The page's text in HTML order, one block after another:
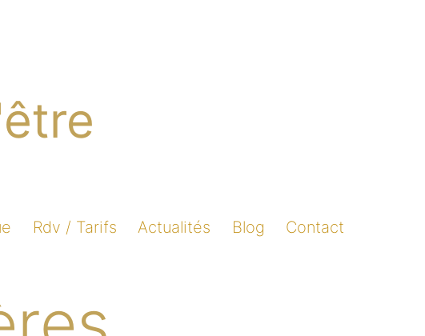
Rdv / Tarifs Actualités Blog Contact